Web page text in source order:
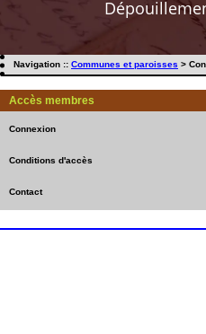
Navigation :: Communes et paroisses >
Accès membres
Connexion
Conditions d'accès
Contact